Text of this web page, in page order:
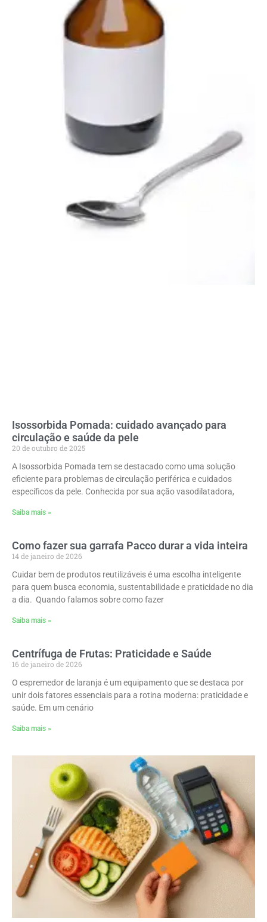
Isossorbida Pomada: cuidado avançado para
circulação e saúde da pele
20 de outubro de 2025
A Isossorbida Pomada tem se destacado como uma solução
eficiente para problemas de circulação periférica e cuidados
específicos da pele. Conhecida por sua ação vasodilatadora,
Saiba mais »
Como fazer sua garrafa Pacco durar a vida inteira
14 de janeiro de 2026
Cuidar bem de produtos reutilizáveis é uma escolha inteligente
para quem busca economia, sustentabilidade e praticidade no dia
a dia. Quando falamos sobre como fazer
Saiba mais »
Centrífuga de Frutas: Praticidade e Saúde
16 de janeiro de 2026
O espremedor de laranja é um equipamento que se destaca por
unir dois fatores essenciais para a rotina moderna: praticidade e
saúde. Em um cenário
Saiba mais »